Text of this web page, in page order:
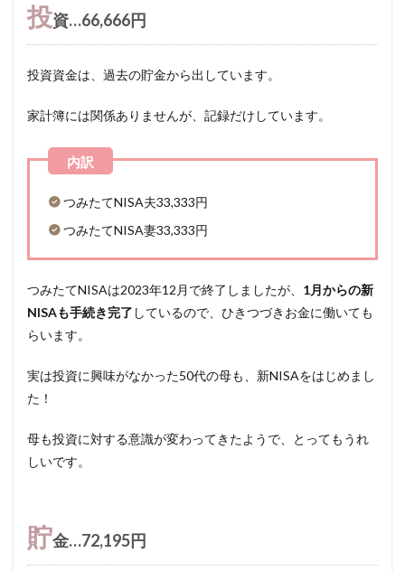
投資…66,666円
投資資金は、過去の貯金から出しています。
家計簿には関係ありませんが、記録だけしています。
つみたてNISA夫33,333円
つみたてNISA妻33,333円
つみたてNISAは2023年12月で終了しましたが、 1月からの新
NISAも手続き完了 しているので、ひきつづきお金に働いても
らいます。
実は投資に興味がなかった50代の母も、新NISAをはじめまし
た！
母も投資に対する意識が変わってきたようで、とってもうれ
しいです。
貯金…72,195円